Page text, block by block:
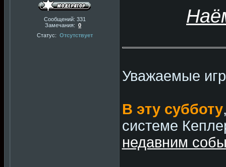
Сообщений: 331
Замечания:0
Статус: Отсутствует
Уважаемые
В эту субботу
системе
недавним